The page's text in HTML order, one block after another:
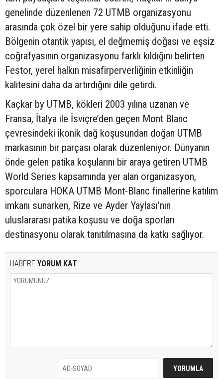
genelinde düzenlenen 72 UTMB organizasyonu
arasında çok özel bir yere sahip olduğunu ifade etti.
Bölgenin otantik yapısı, el değmemiş doğası ve eşsiz
coğrafyasının organizasyonu farklı kıldığını belirten
Festor, yerel halkın misafirperverliğinin etkinliğin
kalitesini daha da artırdığını dile getirdi.
Kaçkar by UTMB, kökleri 2003 yılına uzanan ve
Fransa, İtalya ile İsviçre’den geçen Mont Blanc
çevresindeki ikonik dağ koşusundan doğan UTMB
markasının bir parçası olarak düzenleniyor. Dünyanın
önde gelen patika koşularını bir araya getiren UTMB
World Series kapsamında yer alan organizasyon,
sporculara HOKA UTMB Mont-Blanc finallerine katılım
imkanı sunarken, Rize ve Ayder Yaylası’nın
uluslararası patika koşusu ve doğa sporları
destinasyonu olarak tanıtılmasına da katkı sağlıyor.
HABERE YORUM KAT